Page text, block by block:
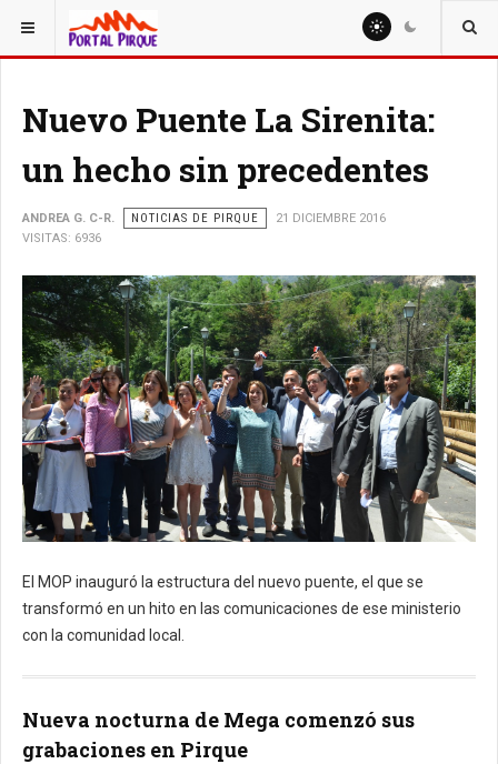
ESTÁ AQUÍ: NOTICIAS
Nuevo Puente La Sirenita:
un hecho sin precedentes
ANDREA G. C-R. NOTICIAS DE PIRQUE
21 DICIEMBRE 2016
VISITAS: 6936
El MOP inauguró la estructura del nuevo puente, el que se
transformó en un hito en las comunicaciones de ese ministerio
con la comunidad local.
Nueva nocturna de Mega comenzó sus
grabaciones en Pirque